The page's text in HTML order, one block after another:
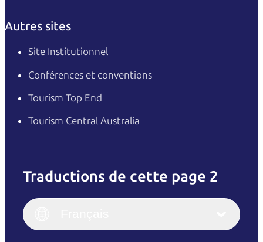
Autres sites
Site Institutionnel
Conférences et conventions
Tourism Top End
Tourism Central Australia
Traductions de cette page 2
Italiano